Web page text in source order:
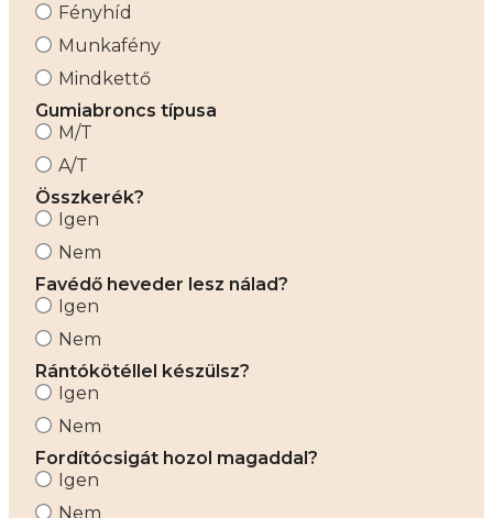
Fényhíd
Munkafény
Mindkettő
Gumiabroncs típusa
M/T
A/T
Összkerék?
Igen
Nem
Favédő heveder lesz nálad?
Igen
Nem
Rántókötéllel készülsz?
Igen
Nem
Fordítócsigát hozol magaddal?
Igen
Nem